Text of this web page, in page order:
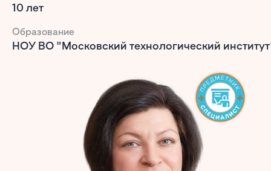
10 лет
Образование
НОУ ВО "Московский технологический